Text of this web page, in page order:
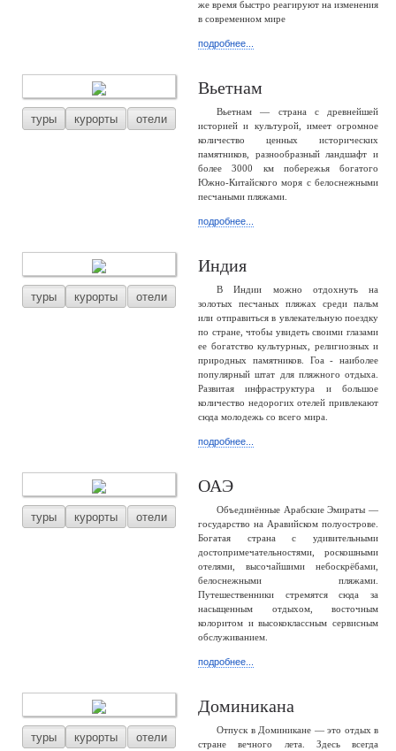
же время быстро реагируют на изменения
в современном мире
подробнее...
туры курорты отели
Вьетнам
Вьетнам — страна с древнейшей
историей и культурой, имеет огромное
количество ценных исторических
памятников, разнообразный ландшафт и
более 3000 км побережья богатого
Южно-Китайского моря с белоснежными
песчаными пляжами.
подробнее...
туры курорты отели
Индия
В Индии можно отдохнуть на
золотых песчаных пляжах среди пальм
или отправиться в увлекательную поездку
по стране, чтобы увидеть своими глазами
ее богатство культурных, религиозных и
природных памятников. Гоа - наиболее
популярный штат для пляжного отдыха.
Развитая инфраструктура и большое
количество недорогих отелей привлекают
сюда молодежь со всего мира.
подробнее...
туры курорты отели
ОАЭ
Объединённые Арабские Эмираты —
государство на Аравийском полуострове.
Богатая страна с удивительными
достопримечательностями, роскошными
отелями, высочайшими небоскрёбами,
белоснежными пляжами.
Путешественники стремятся сюда за
насыщенным отдыхом, восточным
колоритом и высококлассным сервисным
обслуживанием.
подробнее...
туры курорты отели
Доминикана
Отпуск в Доминикане — это отдых в
стране вечного лета. Здесь всегда